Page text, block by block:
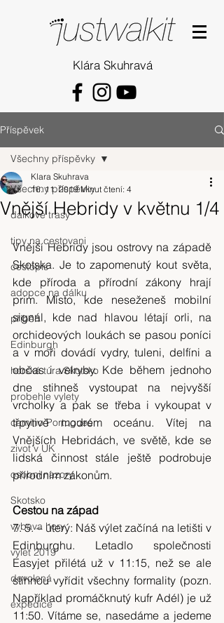
Klára Skuhravá
Příspěvek
Všechny příspěvky
dalkove trasy
tipy na cestovani
cestopis
adopce na dálku
příběh
Edinburgh
horská túra Skotsko
probehle vylety
camino Portugues
zivot v UK
osobni nazory
Skotsko
vybava hory
výlet 2019
dovolená
expedice
Všechny příspěvky
Vnější Hebridy v květnu 1/4
Klara Skuhrava
16. 11. 2019 Minut čtení: 4
Vnější Hebridy jsou ostrovy na západě
Skotska. Je to zapomenutý kout světa,
kde příroda a přírodní zákony hrají
prim. Místo, kde neseženeš mobilní
signál, kde nad hlavou létají orli, na
orchideových loukách se pasou poníci
a v moři dovádí vydry, tuleni, delfíni a
občas i velryby. Kde během jednoho
dne stihneš vystoupat na nejvyšší
vrcholky a pak se třeba i vykoupat v
třpytivě modrém oceánu. Vítej na
Vnějších Hebridách, ve světě, kde se
lidská činnost stále ještě podrobuje
přírodním zákonům.
Cestou na západ
7. 5. – úterý: Náš výlet začíná na letišti v
Edinburghu. Letadlo společnosti
Easyjet přilétá už v 11:15, než se ale
stihnou vyřídit všechny formality (pozn.
Například promáčknutý kufr Adél) je už
11:50. Vítáme se, nasedáme a jedeme